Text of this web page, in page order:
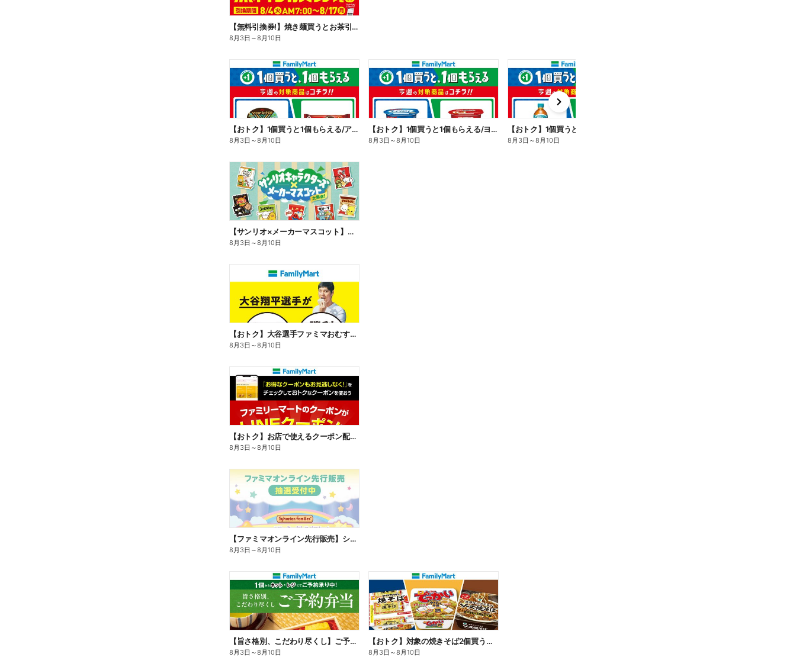
【無料引換券!】焼き麺買うとお茶引換券貰える!
8月3日 ～8月10日
【おトク】1個買うと1個もらえる/アイス
8月3日 ～8月10日
【おトク】1個買うと1個もらえる/ヨーグルト
8月3日 ～8月10日
【おトク】1個買うと1個もらえる/麦茶
8月3日 ～8月10日
e
x
t
【サンリオ×メーカーマスコット】オリジナルグッズ貰える!
8月3日 ～8月10日
【おトク】大谷選手ファミマおむすび割
8月3日 ～8月10日
【おトク】お店で使えるクーポン配信中
8月3日 ～8月10日
【ファミマオンライン先行販売】シルバニアファミリー
8月3日 ～8月10日
【旨さ格別、こだわり尽くし】ご予約弁当
8月3日 ～8月10日
【おトク】対象の焼きそば2個買うと100円引き!
8月3日 ～8月10日